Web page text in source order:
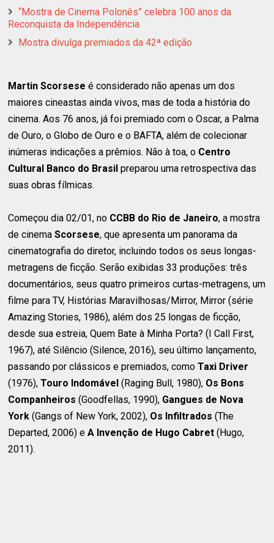
“Mostra de Cinema Polonês” celebra 100 anos da
Reconquista da Independência
Mostra divulga premiados da 42ª edição
Martin Scorsese é considerado não apenas um dos
maiores cineastas ainda vivos, mas de toda a história do
cinema. Aos 76 anos, já foi premiado com o Oscar, a Palma
de Ouro, o Globo de Ouro e o BAFTA, além de colecionar
inúmeras indicações a prêmios. Não à toa, o Centro
Cultural Banco do Brasil preparou uma retrospectiva das
suas obras fílmicas.
Começou dia 02/01, no CCBB do Rio de Janeiro, a mostra
de cinemaScorsese, que apresenta um panorama da
cinematografia do diretor, incluindo todos os seus longas-
metragens de ficção. Serão exibidas 33 produções: três
documentários, seus quatro primeiros curtas-metragens, um
filme para TV, Histórias Maravilhosas/Mirror, Mirror (série
Amazing Stories, 1986), além dos 25 longas de ficção,
desde sua estreia, Quem Bate à Minha Porta? (I Call First,
1967), até Silêncio (Silence, 2016), seu último lançamento,
passando por clássicos e premiados, comoTaxi Driver
(1976),Touro Indomável (Raging Bull, 1980), Os Bons
Companheiros(Goodfellas, 1990), Gangues de Nova
York (Gangs of New York, 2002), Os Infiltrados (The
Departed, 2006) eA Invenção de Hugo Cabret (Hugo,
2011).